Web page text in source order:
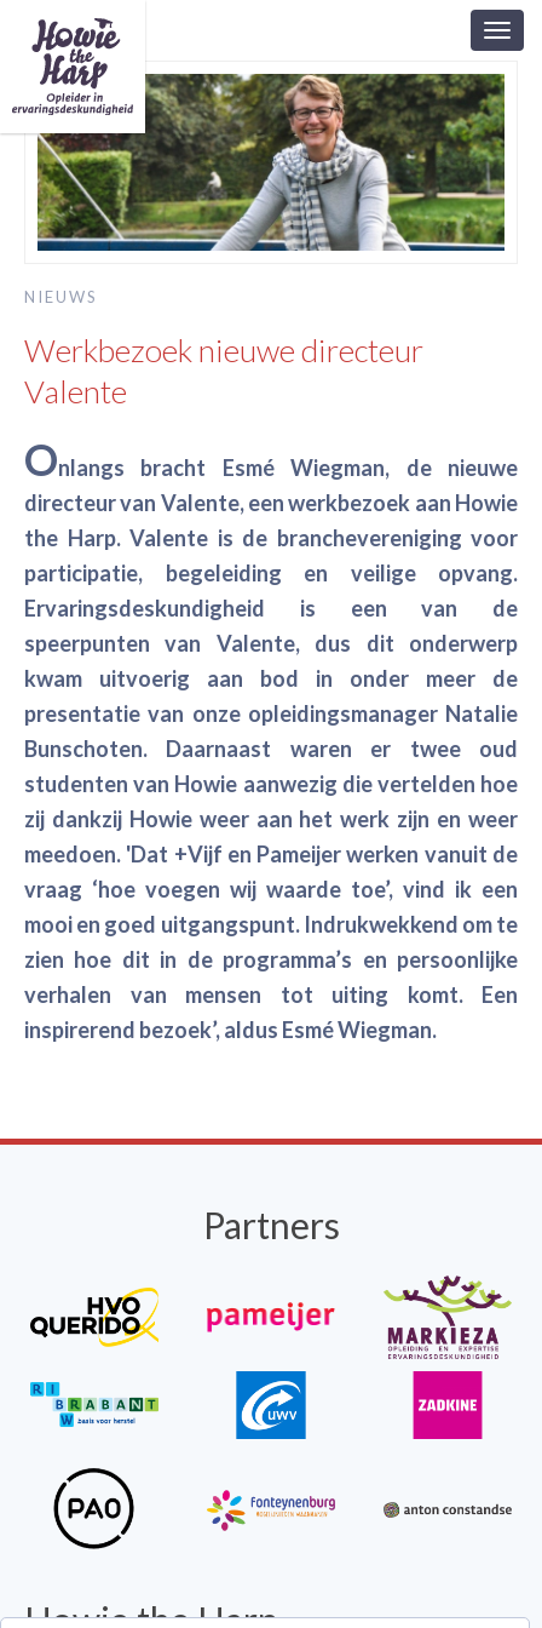
NIEUWS
Werkbezoek nieuwe directeur
Valente
Onlangs bracht Esmé Wiegman, de nieuwe
directeur van Valente, een werkbezoek aan Howie
the Harp. Valente is de branchevereniging voor
participatie, begeleiding en veilige opvang.
Ervaringsdeskundigheid is een van de
speerpunten van Valente, dus dit onderwerp
kwam uitvoerig aan bod in onder meer de
presentatie van onze opleidingsmanager Natalie
Bunschoten. Daarnaast waren er twee oud
studenten van Howie aanwezig die vertelden hoe
zij dankzij Howie weer aan het werk zijn en weer
meedoen. 'Dat +Vijf en Pameijer werken vanuit de
vraag ‘hoe voegen wij waarde toe’, vind ik een
mooi en goed uitgangspunt. Indrukwekkend om te
zien hoe dit in de programma’s en persoonlijke
verhalen van mensen tot uiting komt. Een
inspirerend bezoek’, aldus Esmé Wiegman.
Partners